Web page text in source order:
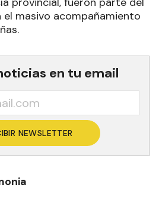
masivo acompañamiento
en tu email
NEWSLETTER